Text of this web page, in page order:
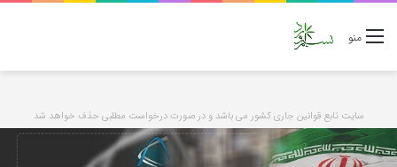
منو
سایت تابع قوانین جاری کشور می باشد و در صورت درخواست مطلبی حذف خواهد شد